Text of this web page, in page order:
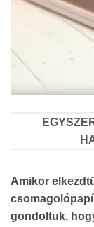
Amikor
gondoltuk,